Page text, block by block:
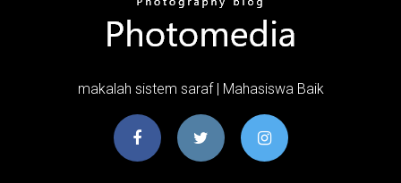
makalah sistem saraf | Mahasiswa Baik